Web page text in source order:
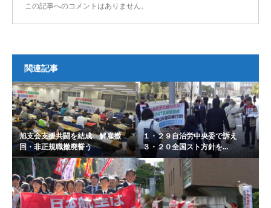
この記事へのコメントはありません。
関連記事
旭支会支援共闘を結成 解雇撤
回・非正規職撤廃誓う
１・２９自治労中央委で訴え
３・２０全国スト方針を...